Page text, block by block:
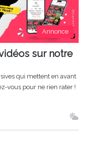
Annonce
sur notre
qui mettent en avant
vous pour ne rien rater !